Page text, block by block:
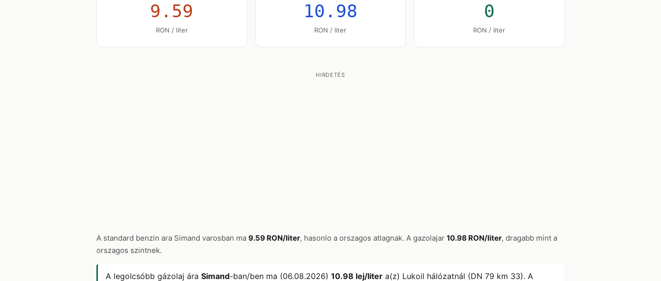
9.59
RON / liter
10.98
RON / liter
0
RON / liter
HIRDETÉS
A standard benzin ara Simand varosban ma 9.59 RON/liter, hasonlo a orszagos atlagnak. A gazolajar 10.98 RON/liter, dragabb mint a
orszagos szintnek.
A legolcsóbb gázolaj ára Simand-ban/ben ma (06.08.2026) 10.98 lej/liter a(z) Lukoil hálózatnál (DN 79 km 33). A